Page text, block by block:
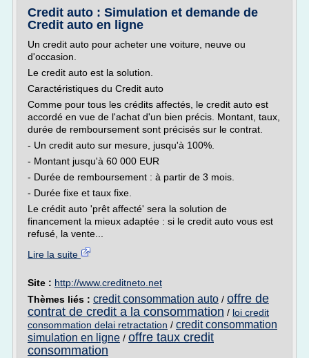
Credit auto : Simulation et demande de
Credit auto en ligne
Un credit auto pour acheter une voiture, neuve ou
d'occasion.
Le credit auto est la solution.
Caractéristiques du Credit auto
Comme pour tous les crédits affectés, le credit auto est
accordé en vue de l'achat d'un bien précis. Montant, taux,
durée de remboursement sont précisés sur le contrat.
- Un credit auto sur mesure, jusqu'à 100%.
- Montant jusqu'à 60 000 EUR
- Durée de remboursement : à partir de 3 mois.
- Durée fixe et taux fixe.
Le crédit auto 'prêt affecté' sera la solution de
financement la mieux adaptée : si le credit auto vous est
refusé, la vente...
Lire la suite
Site : http://www.creditneto.net
Thèmes liés : credit consommation auto / offre de
contrat de credit a la consommation / loi credit
consommation delai retractation / credit consommation
simulation en ligne / offre taux credit
consommation